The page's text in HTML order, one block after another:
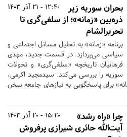
12:40 - 21 آذر 1403
بحران سوریه زیر
ذره‌بین «زمانه»؛ از سلفی‌گری تا
تحریرالشام
برنامه «زمانه» به تحلیل مسائل اجتماعی و
سیاسی می‌پردازد. در قسمت جدید، مهدی
فرهانیان تاریخچه «سلفی‌گری» و تحولات
سوریه را بررسی می‌کند. سیدمجید اکرمی،
برای پاسخگویی به نیازهای جامعه سخن
15:20 - 20 آذر 1403
چرا «راه رشد»
آیت‌الله حائری شیرازی پرفروش